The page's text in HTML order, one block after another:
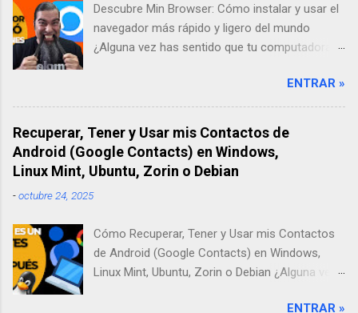
Descubre Min Browser: Cómo instalar y usar el
navegador más rápido y ligero del mundo
¿Alguna vez has sentido que tu computadora
en internet? A mí me pasaba todo el tiempo.
Por eso, en mi búsqueda por encontrar una
solución, descubrí Min Browser, un navegador
"ultra-ligero" que ha cambiado por completo mi
forma de trabajar. En este artículo, te contaré
mi experiencia probándolo y te enseñaré paso
Min Browser y por qué deberías darle una
oportunidad? Cuando escuchamos la palabra
"navegador", siempre pensamos en los de
ENTRAR »
Recuperar, Tener y Usar mis Contactos de
Android (Google Contacts) en Windows,
Linux Mint, Ubuntu, Zorin o Debian
-octubre 24, 2025
Cómo Recuperar, Tener y Usar mis Contactos
de Android (Google Contacts) en Windows,
Linux Mint, Ubuntu, Zorin o Debian ¿Alguna vez
ENTRAR »